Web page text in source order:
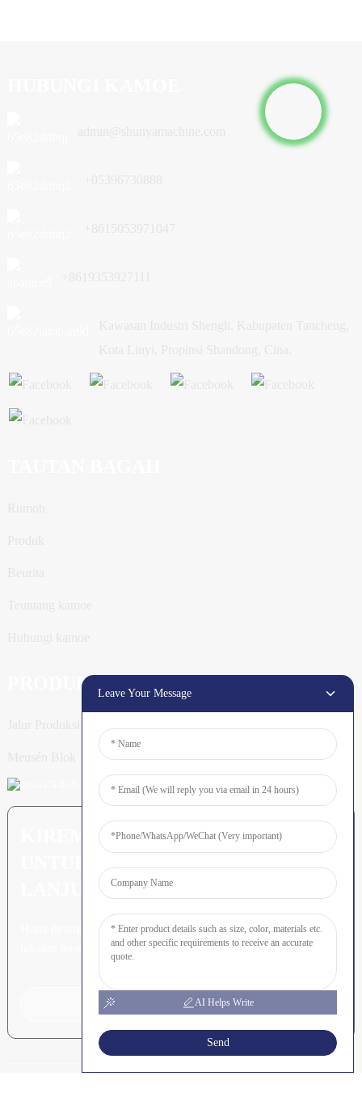
PRODUK
KIREM PERTANYAAN: SIAP
UNTUK MEURUNOE LEUBEH
Hana nyang leubeh jroh nibak
takalon hasee akhe.
Klik Keu Tanyoeng
Leave Your Message
AI Helps Write
Send